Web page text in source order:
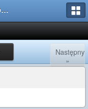
AMXX.pl: Support AMX Mod X i SourceMod
Następny
»